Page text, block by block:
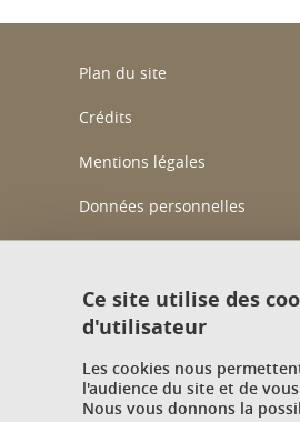
Plan du site
Crédits
Mentions légales
Données personnelles
Accessibilité : non conforme
Politique des cookies
Contact
Ce site utilise des
d'utilisateur
Les cookies nous
l'audience du site et de
Nous vous donnons la